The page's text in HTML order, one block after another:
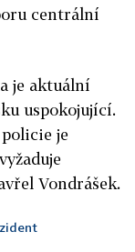
centrální
je aktuální
uspokojující.
je
Vondrášek.